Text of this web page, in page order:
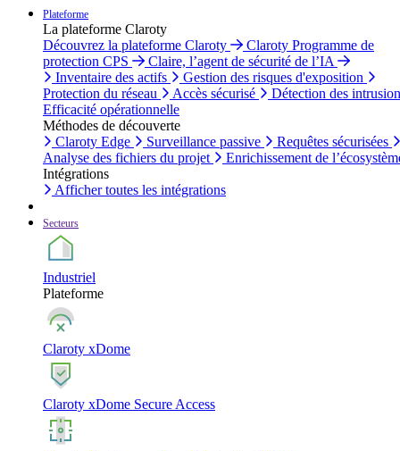
Plateforme
La plateforme Claroty
Découvrez la plateforme Claroty
Claroty Programme de
protection CPS
Claire, l’agent de sécurité de l’IA
Inventaire des actifs
Gestion des risques d'exposition
Protection du réseau
Accès sécurisé
Détection des
Efficacité opérationnelle
Méthodes de découverte
Claroty Edge
Surveillance passive
Requêtes sécurisées
Analyse des fichiers du projet
Enrichissement de
Intégrations
Afficher toutes les intégrations
Secteurs
Industriel
Plateforme
Claroty xDome
Claroty xDome Secure Access